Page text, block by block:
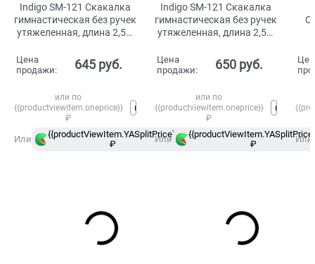
Indigo SM-121 Скакалка
гимнастическая без ручек
утяжеленная, длина 2,5м
Цена
продажи:
645 руб.
или по
{{productviewitem.oneprice}}
₽
Или
{{productViewItem.YASplitPrice}}
₽
в
Сплит
Indigo SM-121 Скакалка
гимнастическая без ручек
утяжеленная, длина 2,5м
Цена
продажи:
650 руб.
или по
{{productviewitem.oneprice}}
₽
Или
₽
Или